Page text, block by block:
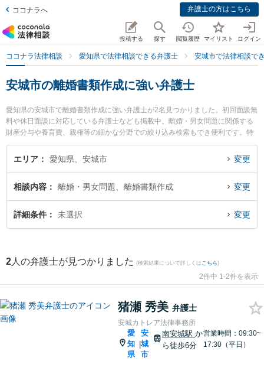
ココナラへ 弁護士の方はこちら
投稿する 探す 閲覧履歴 マイリスト ログイン
ココナラ法律相談 愛知県で法律相談できる弁護士 安城市で法律相談で
安城市の離婚書類作成に強い弁護士
愛知県の安城市で離婚書類作成に強い弁護士が2名見つかりました。初回面談無
料や休日面談に対応している弁護士なども掲載中。離婚・男女問題に関係する
財産分与や養育費、親権等の細かな分野での絞り込み検索もでき便利です。特
に安城カトレア法律事務所の猪瀬 秀美弁護士や財前法律事務所の財前 かのこ弁
護士のプロフィール情報や弁護士費用、強みなどが注目されています。『安城
い』『初回相談無料で離婚書類作成を法律相談できる安城市内の弁護士に相談
予約したい』などでお困りの相談者さんにおすすめです。
エリア 愛知県、安城市 変更
相談内容 離婚・男女問題、離婚書類作成 変更
詳細条件 未選択 変更
2 人の弁護士が見つかりました (検索結果について詳しくは こちら)
2件中 1-2件を表示
猪瀬 秀美 弁護士
安城カトレア法律事務所
愛
知
県
|
安
城
市
南安城駅 か
ら徒歩6分
営業時間：09:30~
17:30（平日）